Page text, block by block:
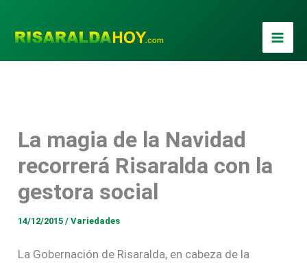
contenido
SAMSUNG CAMERA PICTURES
La magia de la Navidad
recorrerá Risaralda con la
gestora social
14/12/2015/Variedades
La Gobernación de Risaralda, en cabeza de la